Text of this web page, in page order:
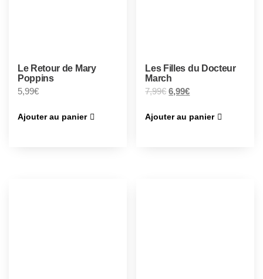
Le Retour de Mary
Poppins
5,99€
Ajouter au panier
Les Filles du Docteur
March
7,99€ 6,99€
Ajouter au panier